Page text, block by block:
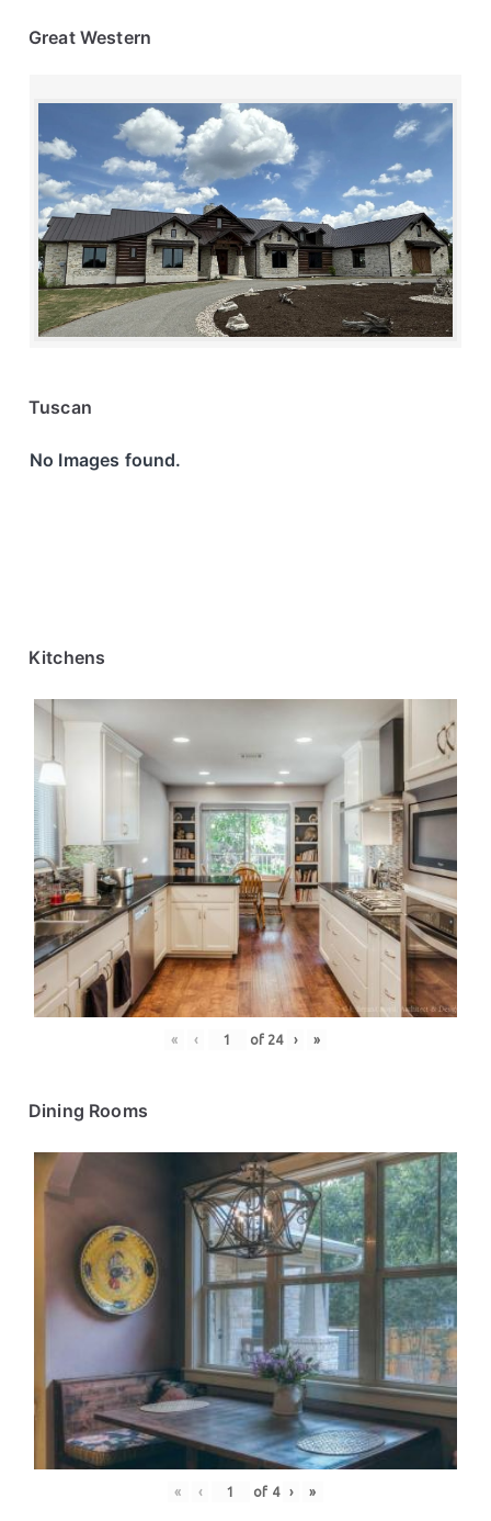
Great Western
Tuscan
No Images found.
Kitchens
« ‹ of 24 › »
Dining Rooms
« ‹ of 4 › »